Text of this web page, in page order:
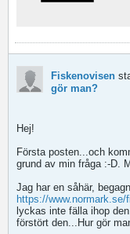
Fiskenovisen
gör man?
Hej!
Första posten...och
grund av min fråga :-D.
Jag har en såhär,
https://
lyckas inte fälla ihop
förstört den...Hur gör